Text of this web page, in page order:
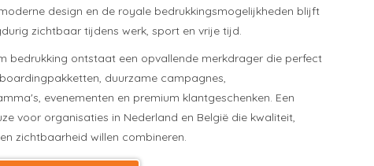
design en de royale bedrukkingsmogelijkheden blijft
zichtbaar tijdens werk, sport en vrije tijd.
bedrukking ontstaat een opvallende merkdrager die perfect
duurzame campagnes,
evenementen en premium klantgeschenken. Een
voor organisaties in Nederland en België die kwaliteit,
zichtbaarheid willen combineren.